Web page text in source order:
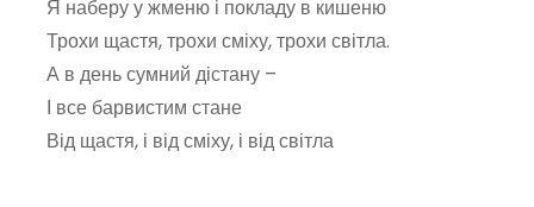
Я наберу у жменю і покладу в кишеню
Трохи щастя, трохи сміху, трохи світла.
А в день сумний дістану –
І все барвистим стане
Від щастя, і від сміху, і від світла